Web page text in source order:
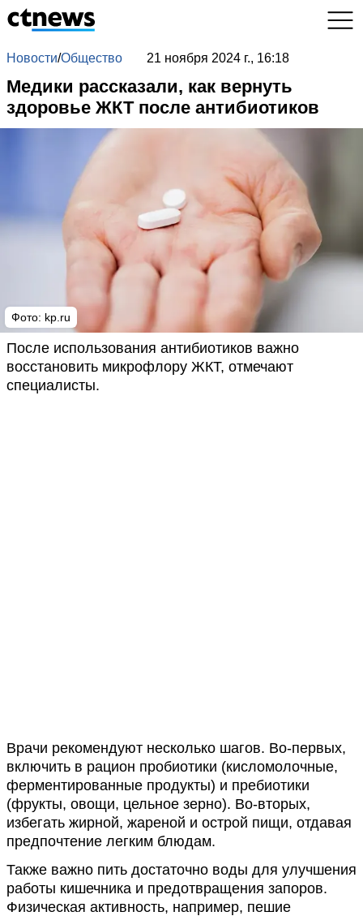
Новости/Общество 21 ноября 2024 г., 16:18
Медики рассказали, как вернуть
здоровье ЖКТ после антибиотиков
Фото: kp.ru
После использования антибиотиков важно
восстановить микрофлору ЖКТ, отмечают
специалисты.
Врачи рекомендуют несколько шагов. Во-первых,
включить в рацион пробиотики (кисломолочные,
ферментированные продукты) и пребиотики
(фрукты, овощи, цельное зерно). Во-вторых,
избегать жирной, жареной и острой пищи, отдавая
предпочтение легким блюдам.
Также важно пить достаточно воды для улучшения
работы кишечника и предотвращения запоров.
Физическая активность, например, пешие